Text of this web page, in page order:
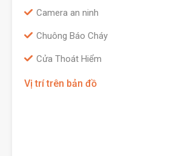
Camera an ninh
Chuông Báo Cháy
Cửa Thoát Hiểm
Vị trí trên bản đồ